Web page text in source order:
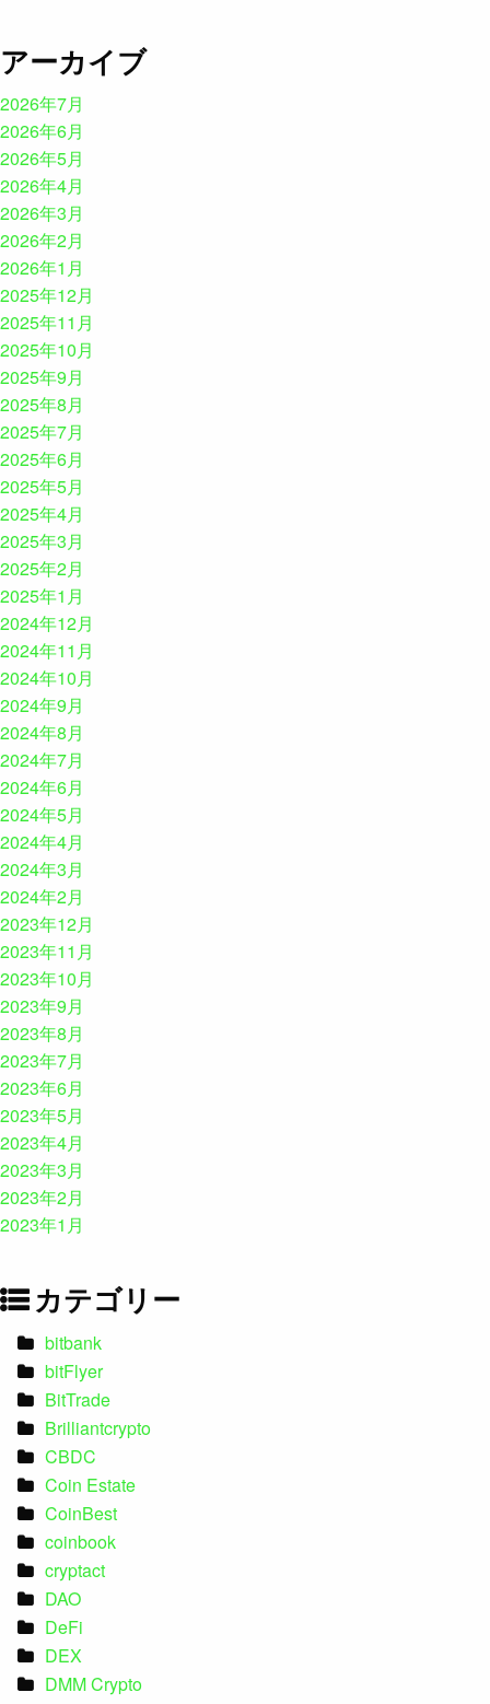
アーカイブ
2026年7月
2026年6月
2026年5月
2026年4月
2026年3月
2026年2月
2026年1月
2025年12月
2025年11月
2025年10月
2025年9月
2025年8月
2025年7月
2025年6月
2025年5月
2025年4月
2025年3月
2025年2月
2025年1月
2024年12月
2024年11月
2024年10月
2024年9月
2024年8月
2024年7月
2024年6月
2024年5月
2024年4月
2024年3月
2024年2月
2023年12月
2023年11月
2023年10月
2023年9月
2023年8月
2023年7月
2023年6月
2023年5月
2023年4月
2023年3月
2023年2月
2023年1月
カテゴリー
bitbank
bitFlyer
BitTrade
Brilliantcrypto
CBDC
Coin Estate
CoinBest
coinbook
cryptact
DAO
DeFi
DEX
DMM Crypto